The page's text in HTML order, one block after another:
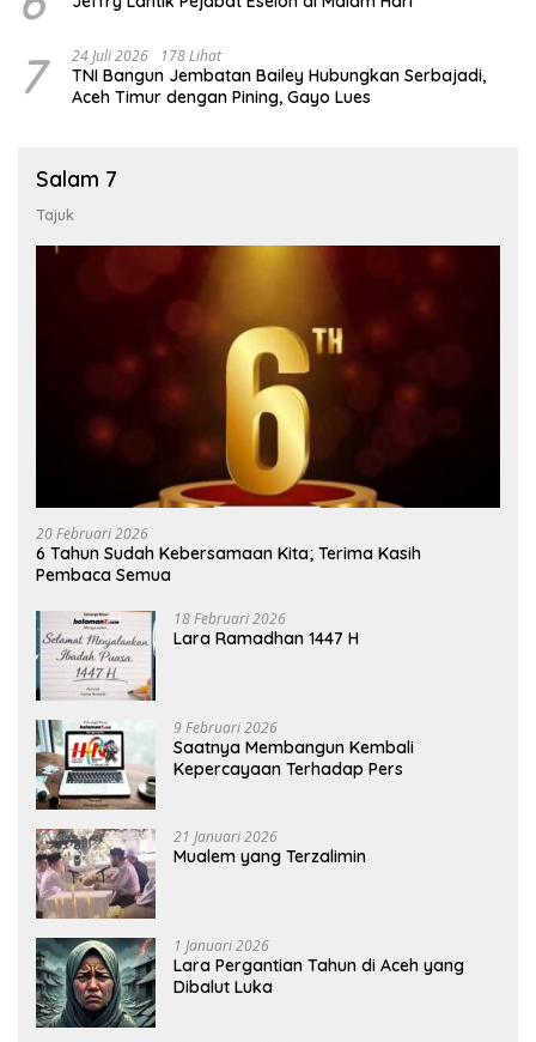
7 24 Juli 2026 178 Lihat
TNI Bangun Jembatan Bailey Hubungkan Serbajadi,
Aceh Timur dengan Pining, Gayo Lues
Salam 7
Tajuk
20 Februari 2026
6 Tahun Sudah Kebersamaan Kita; Terima Kasih
Pembaca Semua
18 Februari 2026
Lara Ramadhan 1447 H
9 Februari 2026
Saatnya Membangun Kembali
Kepercayaan Terhadap Pers
21 Januari 2026
Mualem yang Terzalimin
1 Januari 2026
Lara Pergantian Tahun di Aceh yang
Dibalut Luka